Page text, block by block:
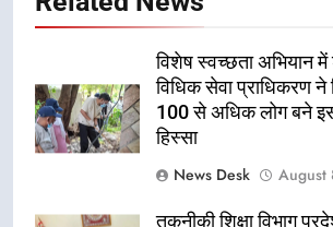
विशेष स्वच्छता अभियान
विधिक सेवा प्राधिकरण ने
100 से अधिक लोग बने
हिस्सा
News Desk
August
तकनीकी शिक्षा विभाग